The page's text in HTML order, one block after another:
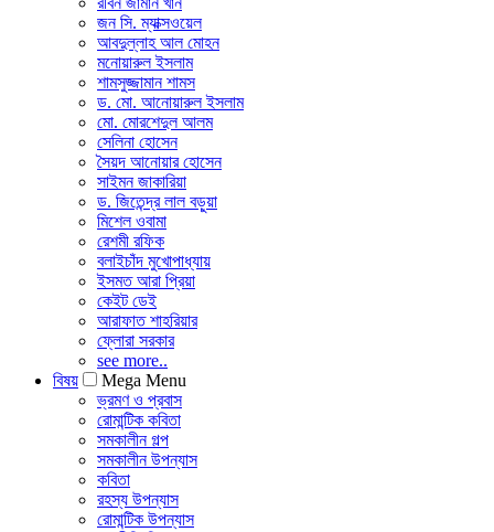
জন সি. ম্যাক্সওয়েল
আবদুল্লাহ আল মোহন
মনোয়ারুল ইসলাম
শামসুজ্জামান শামস
ড. মো. আনোয়ারুল ইসলাম
মো. মোরশেদুল আলম
সেলিনা হোসেন
সৈয়দ আনোয়ার হোসেন
সাইমন জাকারিয়া
ড. জিতেন্দ্র লাল বড়ুয়া
মিশেল ওবামা
রেশমী রফিক
বলাইচাঁদ মুখোপাধ্যায়
ইসমত আরা প্রিয়া
কেইট ডেই
আরাফাত শাহরিয়ার
ফ্লোরা সরকার
see more..
বিষয়
Mega Menu
ভ্রমণ ও প্রবাস
রোমান্টিক কবিতা
সমকালীন গল্প
সমকালীন উপন্যাস
কবিতা
রহস্য উপন্যাস
রোমান্টিক উপন্যাস